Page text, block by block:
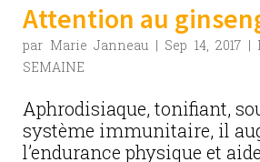
Attention au
par Marie Janneau | Sep 14, 2017 |
SEMAINE
Aphrodisiaque, tonifiant,
système immunitaire, il
l’endurance physique et